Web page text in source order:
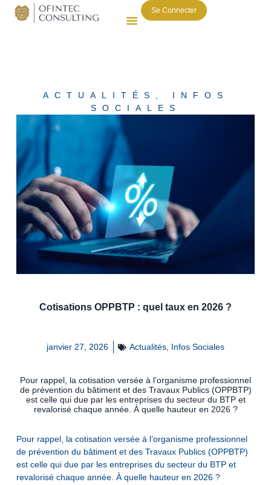
Se Connecter
ACTUALITÉS
INFOS
SOCIALES
Cotisations OPPBTP : quel taux en 2026 ?
janvier 27, 2026 Actualités, Infos Sociales
Pour rappel, la cotisation versée à l’organisme professionnel
de prévention du bâtiment et des Travaux Publics (OPPBTP)
est celle qui due par les entreprises du secteur du BTP et
revalorisé chaque année. À quelle hauteur en 2026 ?
Pour rappel, la cotisation versée à l’organisme professionnel
de prévention du bâtiment et des Travaux Publics (OPPBTP)
est celle qui due par les entreprises du secteur du BTP et
revalorisé chaque année. À quelle hauteur en 2026 ?